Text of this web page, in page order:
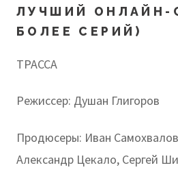
ЛУЧШИЙ ОНЛАЙН-
БОЛЕЕ СЕРИЙ)
ТРАССА
Режиссер: Душан Глигоров
Продюсеры: Иван
Александр Цекало, Сергей